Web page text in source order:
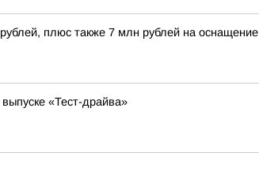
плюс также 7 млн рублей на оснащение
«Тест-драйва»